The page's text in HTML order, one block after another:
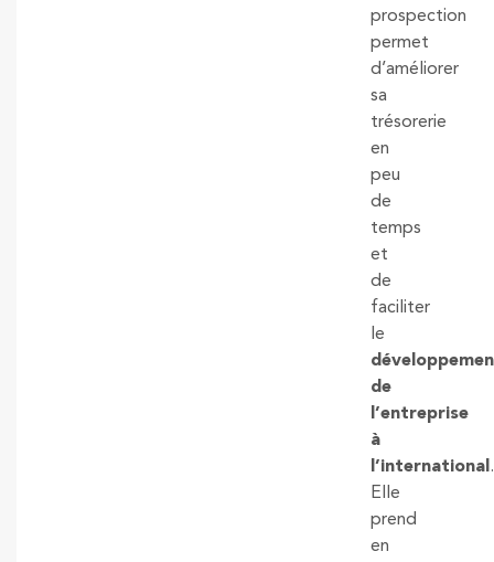
prospection
permet
d’améliorer
sa
trésorerie
en
peu
de
temps
et
de
faciliter
le
de
l’entreprise
à
l’international .
Elle
prend
en